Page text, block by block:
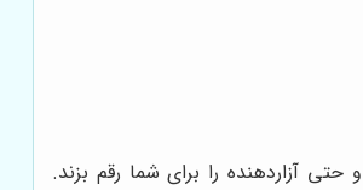
آزاردهنده را برای شما رقم بزند.